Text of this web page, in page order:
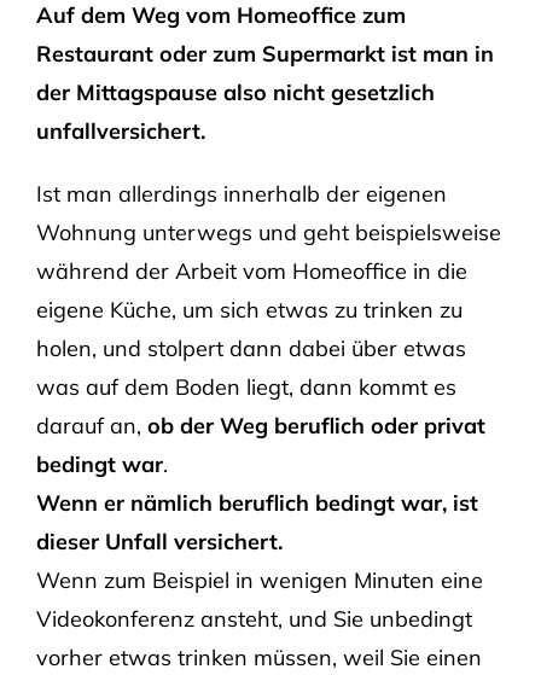
Auf dem Weg vom Homeoffice zum
Restaurant oder zum Supermarkt ist man in
der Mittagspause also nicht gesetzlich
unfallversichert.
Ist man allerdings innerhalb der eigenen
Wohnung unterwegs und geht beispielsweise
während der Arbeit vom Homeoffice in die
eigene Küche, um sich etwas zu trinken zu
holen, und stolpert dann dabei über etwas
was auf dem Boden liegt, dann kommt es
darauf an, ob der Weg beruflich oder privat
bedingt war.
Wenn er nämlich beruflich bedingt war, ist
dieser Unfall versichert.
Wenn zum Beispiel in wenigen Minuten eine
Videokonferenz ansteht, und Sie unbedingt
vorher etwas trinken müssen, weil Sie einen